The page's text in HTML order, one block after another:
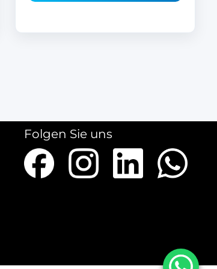
Folgen Sie uns